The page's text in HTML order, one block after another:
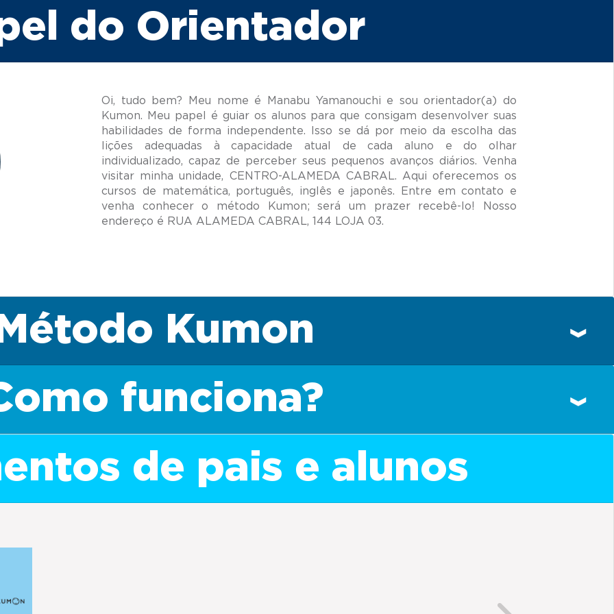
do Orientador
Oi, tudo bem? Meu nome é Manabu Yamanouchi e sou orientador(a) do
Kumon. Meu papel é guiar os alunos para que consigam desenvolver suas
habilidades de forma independente. Isso se dá por meio da escolha das
lições adequadas à capacidade atual de cada aluno e do olhar
individualizado, capaz de perceber seus pequenos avanços diários. Venha
visitar minha unidade, CENTRO-ALAMEDA CABRAL. Aqui oferecemos os
cursos de matemática, português, inglês e japonês. Entre em contato e
venha conhecer o método Kumon; será um prazer recebê-lo! Nosso
Kumon
funciona?
de pais e alunos